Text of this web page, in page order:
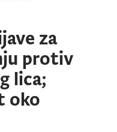
za
protiv
lica;
oko